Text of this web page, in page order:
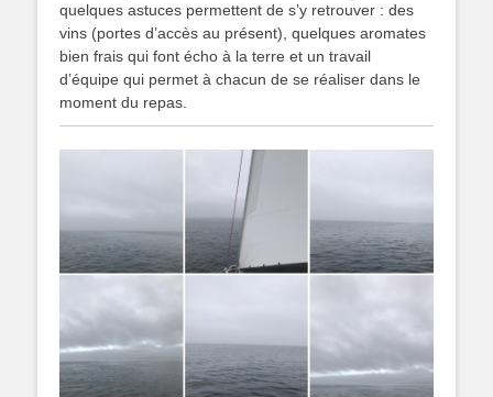
quelques astuces permettent de s’y retrouver : des
vins (portes d’accès au présent), quelques aromates
bien frais qui font écho à la terre et un travail
d’équipe qui permet à chacun de se réaliser dans le
moment du repas.